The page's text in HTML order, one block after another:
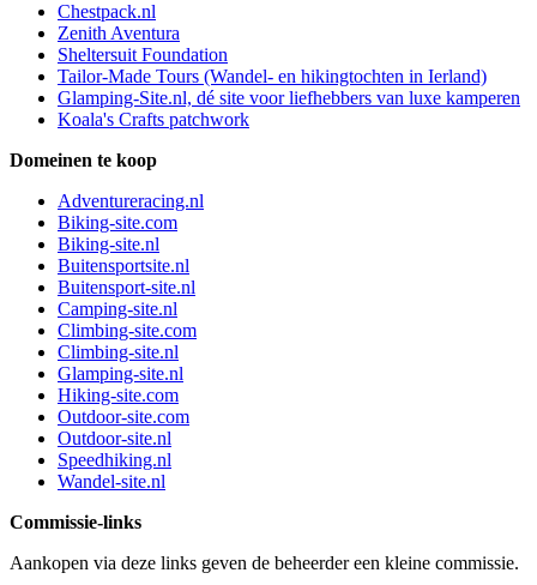
Chestpack.nl
Zenith Aventura
Sheltersuit Foundation
Tailor-Made Tours (Wandel- en hikingtochten in Ierland)
Glamping-Site.nl, dé site voor liefhebbers van luxe kamperen
Koala's Crafts patchwork
Domeinen te koop
Adventureracing.nl
Biking-site.com
Biking-site.nl
Buitensportsite.nl
Buitensport-site.nl
Camping-site.nl
Climbing-site.com
Climbing-site.nl
Glamping-site.nl
Hiking-site.com
Outdoor-site.com
Outdoor-site.nl
Speedhiking.nl
Wandel-site.nl
Commissie-links
Aankopen via deze links geven de beheerder een kleine commissie.